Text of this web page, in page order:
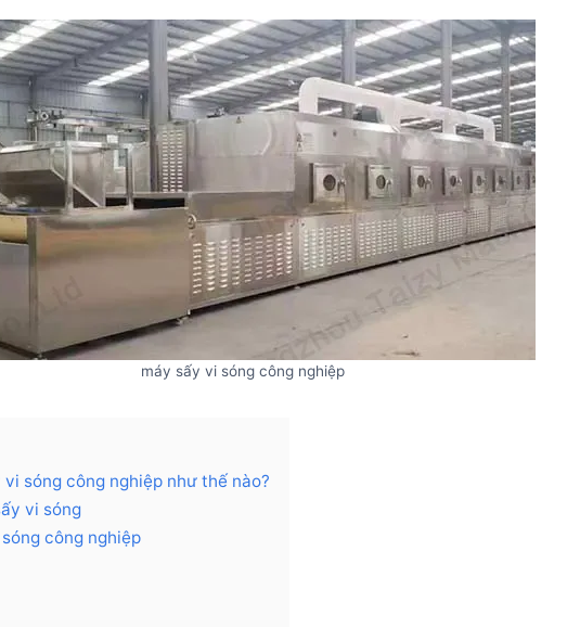
máy sấy vi sóng công nghiệp
sóng công nghiệp như thế nào?
vi sóng
công nghiệp